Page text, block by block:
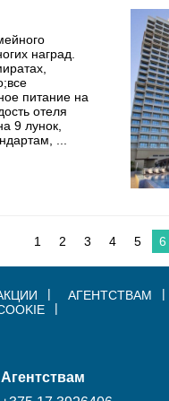
наград.
питание на
отеля
9 лунок,
...
1 2 3 4 5 6
АГЕНТСТВАМ
Агентствам